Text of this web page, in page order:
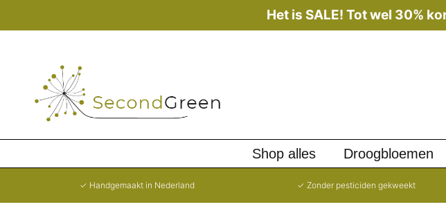
naar
Het is SALE! Tot wel 30%
Shop alles Droogbloemen
✓ Handgemaakt in Nederland ✓ Zonder pesticiden gekweekt